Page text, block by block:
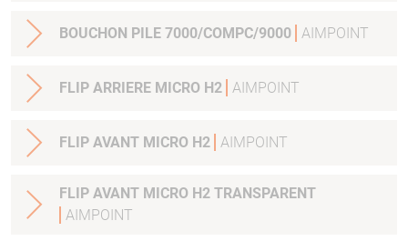
BOUCHON PILE 7000/COMPC/9000 AIMPOINT
FLIP ARRIERE MICRO H2 AIMPOINT
FLIP AVANT MICRO H2 AIMPOINT
FLIP AVANT MICRO H2 TRANSPARENT
AIMPOINT